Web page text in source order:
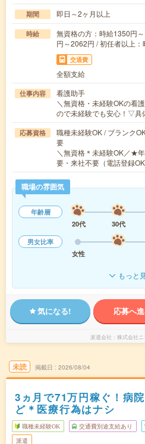
期間 即日～2ヶ月以上
時給
無資格の方：時給1350円
円～2062円 / 初任者以上
交通費
全額支給
仕事内容
看護助手
＼無資格・未経験OKの看
ので未経験でも安心！▽
応募資格
職種未経験OK / ブランク
要
＼無資格＊未経験OK／★
要・来社不要（電話登録
職場の雰囲気
年齢層
20代
30代
男女比率
女性
もっと
気になる! 応募へ
派遣会社 株式会社ニ
未読 掲載日 2026/08/04
3ヵ月で71万円稼ぐ！病
ど＊医療行為はナシ
職種未経験OK 交通費別途支給あり
派遣